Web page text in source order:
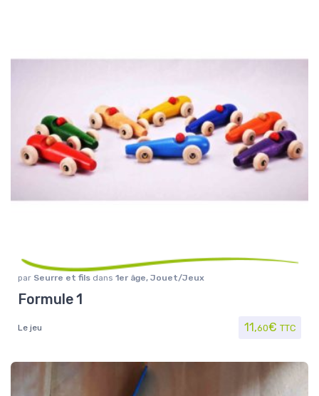
par Seurre et fils dans 1er âge, Jouet/Jeux
Formule 1
Le jeu 11,60€ TTC